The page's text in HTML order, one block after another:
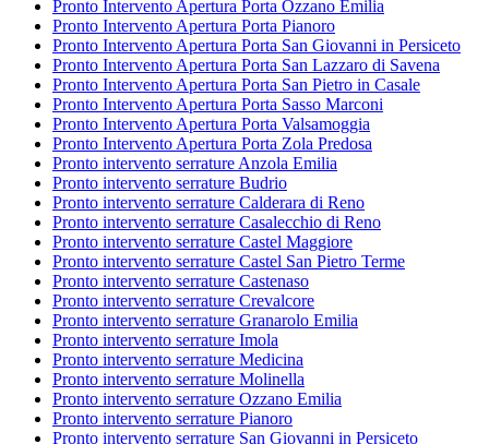
Pronto Intervento Apertura Porta Ozzano Emilia
Pronto Intervento Apertura Porta Pianoro
Pronto Intervento Apertura Porta San Giovanni in Persiceto
Pronto Intervento Apertura Porta San Lazzaro di Savena
Pronto Intervento Apertura Porta San Pietro in Casale
Pronto Intervento Apertura Porta Sasso Marconi
Pronto Intervento Apertura Porta Valsamoggia
Pronto Intervento Apertura Porta Zola Predosa
Pronto intervento serrature Anzola Emilia
Pronto intervento serrature Budrio
Pronto intervento serrature Calderara di Reno
Pronto intervento serrature Casalecchio di Reno
Pronto intervento serrature Castel Maggiore
Pronto intervento serrature Castel San Pietro Terme
Pronto intervento serrature Castenaso
Pronto intervento serrature Crevalcore
Pronto intervento serrature Granarolo Emilia
Pronto intervento serrature Imola
Pronto intervento serrature Medicina
Pronto intervento serrature Molinella
Pronto intervento serrature Ozzano Emilia
Pronto intervento serrature Pianoro
Pronto intervento serrature San Giovanni in Persiceto